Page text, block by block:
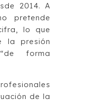
2014. A
pretende
lo que
la presión
forma
de la